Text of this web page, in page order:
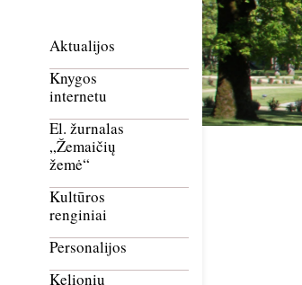
Aktualijos
Knygos
internetu
El. žurnalas
„Žemaičių
žemė“
Kultūros
renginiai
Personalijos
Kelionių